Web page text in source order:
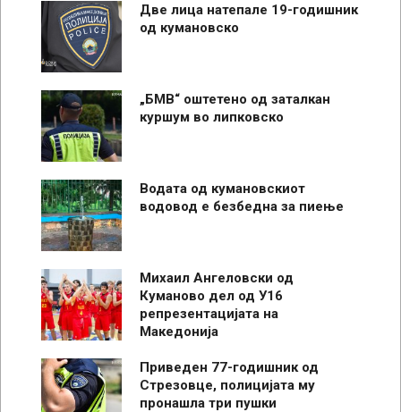
Две лица натепале 19-годишник
од кумановско
„БМВ“ оштетено од заталкан
куршум во липковско
Водата од кумановскиот
водовод е безбедна за пиење
Михаил Ангеловски од
Куманово дел од У16
репрезентацијата на
Македонија
Приведен 77-годишник од
Стрезовце, полицијата му
пронашла три пушки